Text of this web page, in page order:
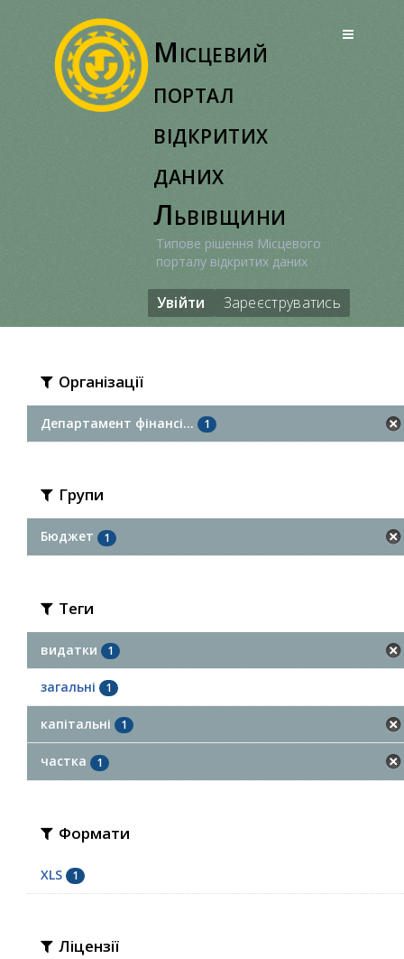
Місцевий
портал
відкритих
даних
Львівщини
Типове рішення Місцевого
порталу відкритих даних
Увійти Зареєструватись
Організації
Департамент фінансі... 1
Групи
Бюджет 1
Теги
видатки 1
загальні 1
капітальні 1
частка 1
Формати
XLS 1
Ліцензії